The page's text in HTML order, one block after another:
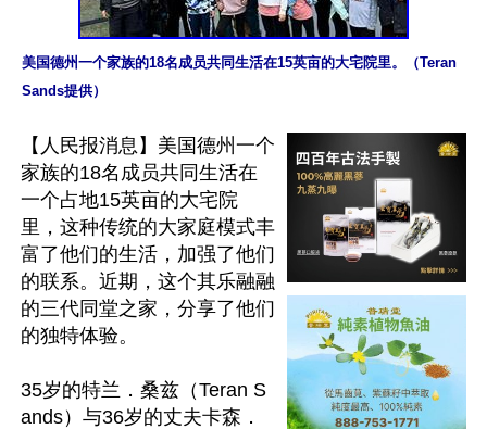
美国德州一个家族的18名成员共同生活在15英亩的大宅院里。（Teran
Sands提供）
【人民报消息】美国德州一个
家族的18名成员共同生活在
一个占地15英亩的大宅院
里，这种传统的大家庭模式丰
富了他们的生活，加强了他们
的联系。近期，这个其乐融融
的三代同堂之家，分享了他们
的独特体验。
35岁的特兰．桑兹（Teran S
ands）与36岁的丈夫卡森．